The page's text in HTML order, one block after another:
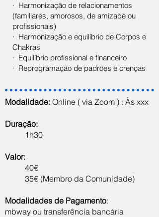
· Harmonização de relacionamentos
(familiares, amorosos, de amizade ou
profissionais)
· Harmonização e equilíbrio de Corpos e
Chakras
· Equilíbrio profissional e financeiro
· Reprogramação de padrões e crenças
Modalidade: Online ( via Zoom ) : Às xxx
Duração:
1h30
Valor:
40€
35€ (Membro da Comunidade)
Modalidades de Pagamento:
mbway ou transferência bancária